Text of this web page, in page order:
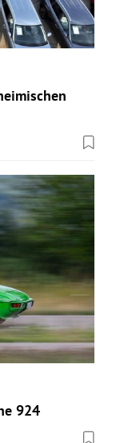
924